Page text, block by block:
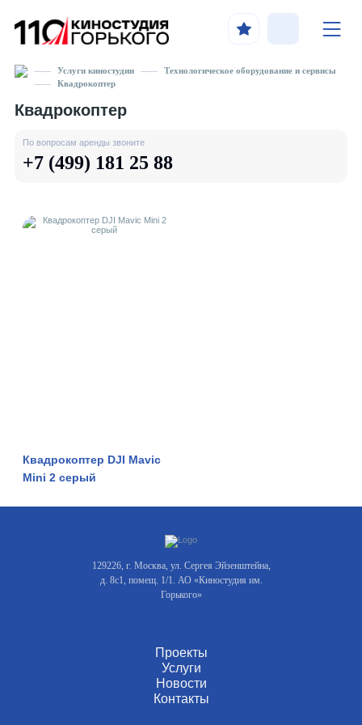
Услуги киностудии
Технологическое оборудование и сервисы
Квадрокоптер
Квадрокоптер
По вопросам аренды звоните
+7 (499) 181 25 88
Квадрокоптер DJI Mavic
Mini 2 серый
129226, г. Москва, ул. Сергея Эйзенштейна,
д. 8с1, помещ. 1/1. АО «Киностудия им.
Горького»
Проекты
Услуги
Новости
Контакты